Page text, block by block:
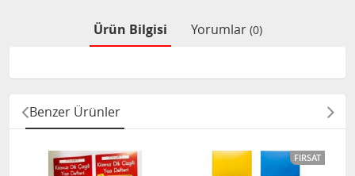
Ürün Bilgisi Yorumlar (0)
Benzer Ürünler
FIRSAT